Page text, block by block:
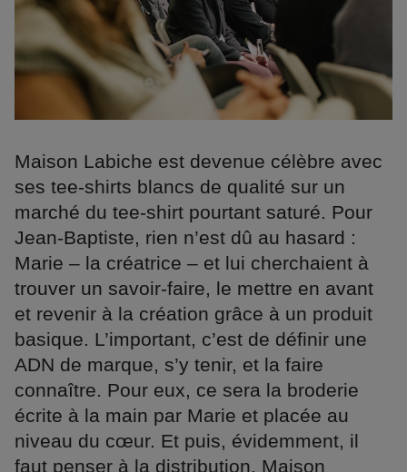
Maison Labiche est devenue célèbre avec
ses tee-shirts blancs de qualité sur un
marché du tee-shirt pourtant saturé. Pour
Jean-Baptiste, rien n’est dû au hasard :
Marie – la créatrice – et lui cherchaient à
trouver un savoir-faire, le mettre en avant
et revenir à la création grâce à un produit
basique. L’important, c’est de définir une
ADN de marque, s’y tenir, et la faire
connaître. Pour eux, ce sera la broderie
écrite à la main par Marie et placée au
niveau du cœur. Et puis, évidemment, il
faut penser à la distribution. Maison